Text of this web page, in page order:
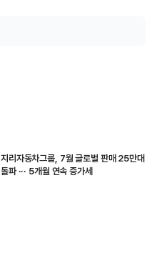
지리자동차그룹, 7월 글로벌 판매 25만대
돌파 ··· 5개월 연속 증가세